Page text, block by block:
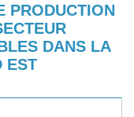
PRODUCTION
DANS LA
EST